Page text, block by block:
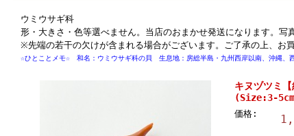
ウミウサギ科
形・大きさ・色等選べません。当店のおまかせ発送になります。写
※先端の若干の欠けが含まれる場合がございます。ご了承の上、お買
☆ひとことメモ☆ 和名：ウミウサギ科の貝 生息地：房総半島・九州西岸以南、沖縄、
キヌヅツミ
(Size:3-
価格: